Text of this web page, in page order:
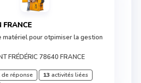
FRANCE
matériel pour otpimiser la gestion
FRÉDÉRIC 78640 FRANCE
réponse 13 activités liées